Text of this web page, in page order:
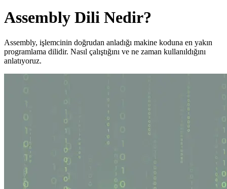
Assembly Dili Nedir?
Assembly, işlemcinin doğrudan anladığı makine koduna en yakın
programlama dilidir. Nasıl çalıştığını ve ne zaman kullanıldığını
anlatıyoruz.